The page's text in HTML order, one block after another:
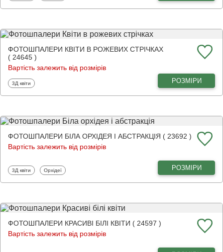
ФОТОШПАЛЕРИ КВІТИ В РОЖЕВИХ СТРІЧКАХ
( 24645 )
Вартість залежить від розмірів
Фотошпалери
3Д квіти РОЗМІРИ
ФОТОШПАЛЕРИ БІЛА ОРХІДЕЯ І АБСТРАКЦІЯ ( 23692 )
Вартість залежить від розмірів
Фотошпалери
3Д квіти Фотошпалери
Орхідеї РОЗМІРИ
ФОТОШПАЛЕРИ КРАСИВІ БІЛІ КВІТИ ( 24597 )
Вартість залежить від розмірів